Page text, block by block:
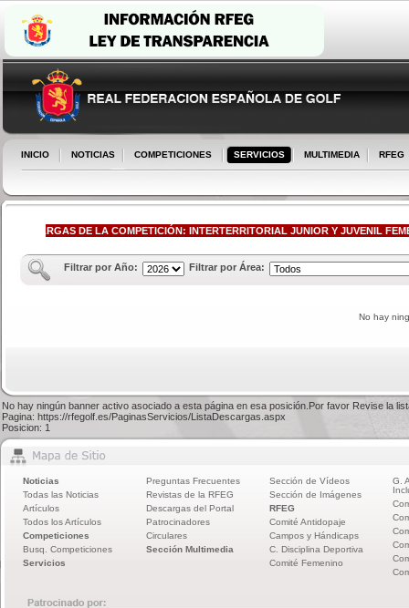
INICIO NOTICIAS COMPETICIONES SERVICIOS MULTIMEDIA RFEG
DESCARGAS DE LA COMPETICIÓN: INTERTERRITORIAL JUNIOR Y JUVENIL
Filtrar por Año: Filtrar por Área:
No hay
No hay ningún banner activo asociado a esta página en esa posición.Por favor Revise la
Pagina: https://rfegolf.es/PaginasServicios/ListaDescargas.aspx
Posicion: 1
Noticias
Todas las Noticias
Artículos
Todos los Artículos
Competiciones
Busq. Competiciones
Servicios
Preguntas Frecuentes
Revistas de la RFEG
Descargas del Portal
Patrocinadores
Circulares
Sección Multimedia
Sección de Vídeos
Sección de Imágenes
RFEG
Comité Antidopaje
Campos y Hándicaps
C. Disciplina Deportiva
Comité Femenino
G.